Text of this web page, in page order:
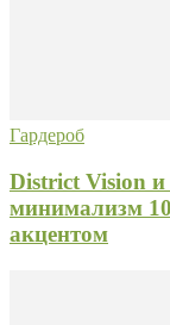
Гардероб
District Vision и
минимализм
акцентом